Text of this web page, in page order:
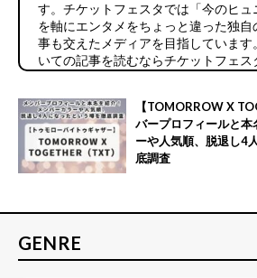
す。チケットフェスタでは「今のヒュ
を軸にエンタメをちょっと違った独
事も交えたメディアを目指しています
いての記事を読むならチケットフェス
【TOMORROW X
バープロフィールと本
ーや人気順、脱退し4
底調査
GENRE